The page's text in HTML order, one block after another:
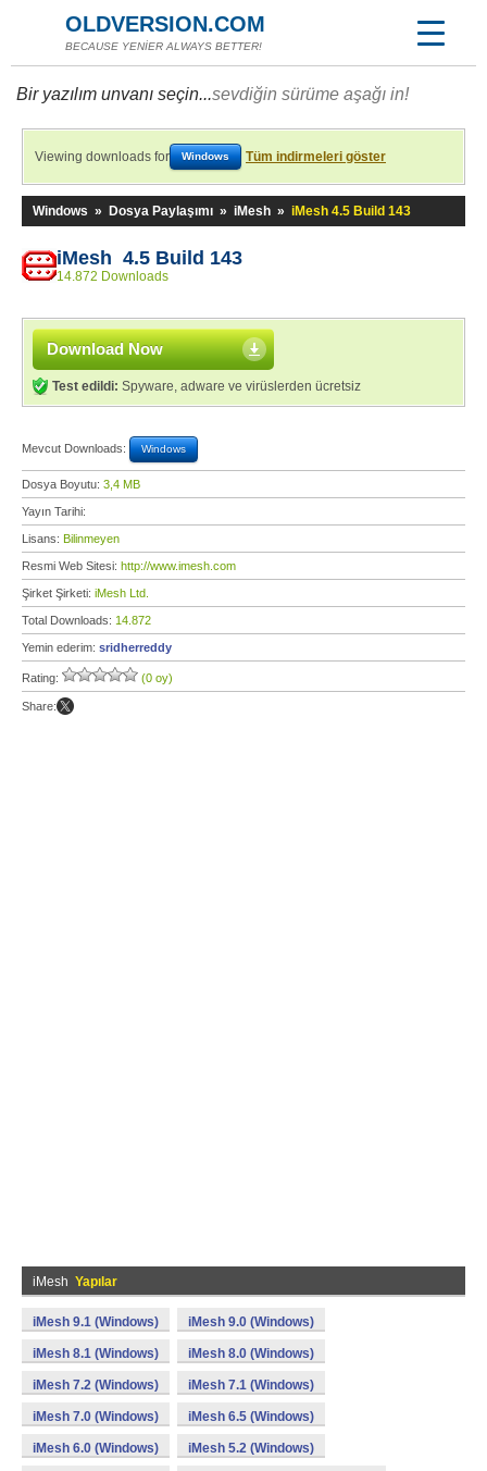
OLDVERSION.COM
BECAUSE YENİER ALWAYS BETTER!
Bir yazılım unvanı seçin...sevdiğin sürüme aşağı in!
Viewing downloads for Windows Tüm indirmeleri göster
Windows » Dosya Paylaşımı » iMesh » iMesh 4.5 Build 143
iMesh 4.5 Build 143
14.872 Downloads
Download Now
Test edildi: Spyware, adware ve virüslerden ücretsiz
Mevcut Downloads: Windows
Dosya Boyutu: 3,4 MB
Yayın Tarihi:
Lisans: Bilinmeyen
Resmi Web Sitesi: http://www.imesh.com
Şirket Şirketi: iMesh Ltd.
Total Downloads: 14.872
Yemin ederim: sridherreddy
Rating: (0 oy)
Share:
iMesh Yapılar
iMesh 9.1 (Windows) iMesh 9.0 (Windows)
iMesh 8.1 (Windows) iMesh 8.0 (Windows)
iMesh 7.2 (Windows) iMesh 7.1 (Windows)
iMesh 7.0 (Windows) iMesh 6.5 (Windows)
iMesh 6.0 (Windows) iMesh 5.2 (Windows)